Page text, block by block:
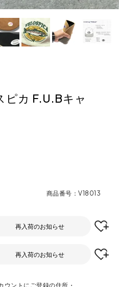
カ F.U.Bキャ
商品番号 V18013
再入荷のお知らせ
再入荷のお知らせ
ントにご登録の住所・